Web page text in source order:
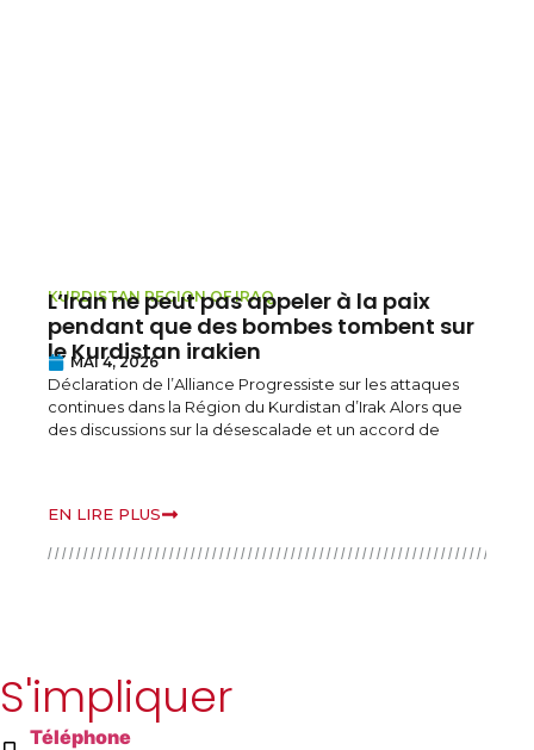
KURDISTAN REGION OF IRAQ
L’Iran ne peut pas appeler à la paix
pendant que des bombes tombent sur
le Kurdistan irakien
MAI 4, 2026
Déclaration de l’Alliance Progressiste sur les attaques
continues dans la Région du Kurdistan d’Irak Alors que
des discussions sur la désescalade et un accord de
EN LIRE PLUS
S'impliquer
Téléphone